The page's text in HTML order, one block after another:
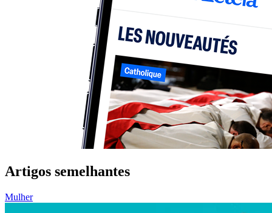
Artigos semelhantes
Mulher